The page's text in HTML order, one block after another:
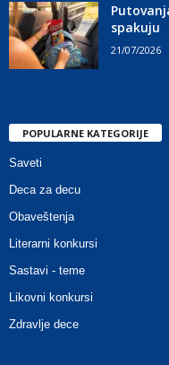
spakuju
21/07/2026
POPULARNE KATEGORIJE
Saveti
Deca za decu
Obaveštenja
Literarni konkursi
Sastavi - teme
Likovni konkursi
Zdravlje dece